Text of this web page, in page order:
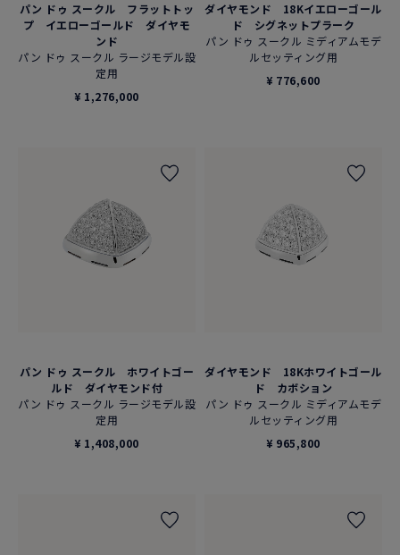
パン ドゥ スークル フラットトッ
プ イエローゴールド ダイヤモ
ンド
パン ドゥ スークル ラージモデル設
定用
¥ 1,276,000
ダイヤモンド 18Kイエローゴール
ド シグネットプラーク
パン ドゥ スークル ミディアムモデ
ルセッティング用
¥ 776,600
パン ドゥ スークル ホワイトゴー
ルド ダイヤモンド付
パン ドゥ スークル ラージモデル設
定用
¥ 1,408,000
ダイヤモンド 18Kホワイトゴール
ド カボション
パン ドゥ スークル ミディアムモデ
ルセッティング用
¥ 965,800